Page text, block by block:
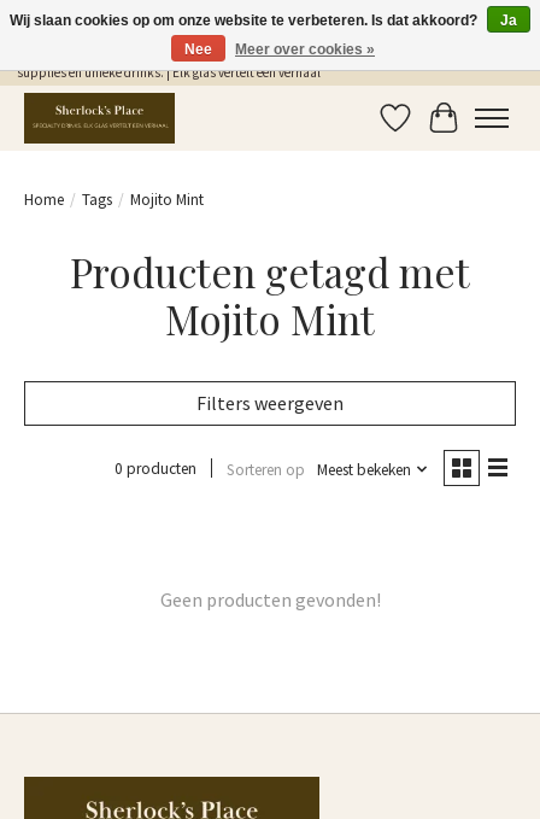
Gratis Verzending in NL vanaf €75,- | Sherlocks Place: dé plek voor MONIN siropen, bar
supplies en unieke drinks. | Elk glas vertelt een verhaal
Verlanglijst
Home / Tags / Mojito Mint
Producten getagd met
Mojito Mint
Filters weergeven
0 producten Sorteren op Meest bekeken
Geen producten gevonden!
Wij slaan cookies op om onze website te verbeteren. Is dat akkoord?
Ja
Nee
Meer over cookies »